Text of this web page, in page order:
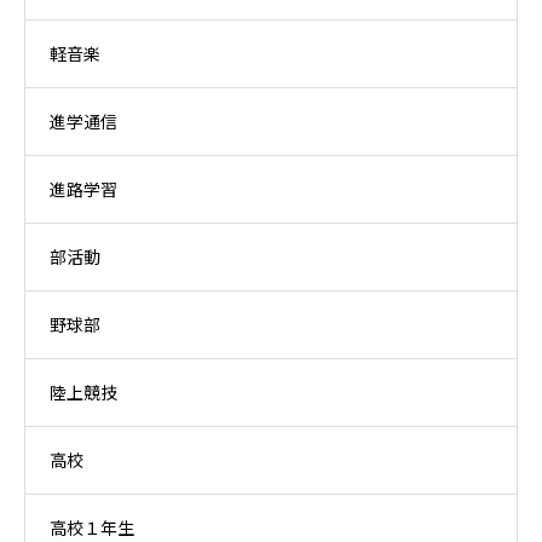
軽音楽
進学通信
進路学習
部活動
野球部
陸上競技
高校
高校１年生